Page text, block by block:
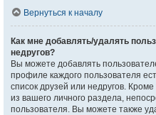
Вернуться к началу
Как мне добавлять/удалять
недругов?
Вы можете добавлять
профиле каждого пользователя
список друзей или недругов.
из вашего личного раздела,
пользователя. Вы можете также